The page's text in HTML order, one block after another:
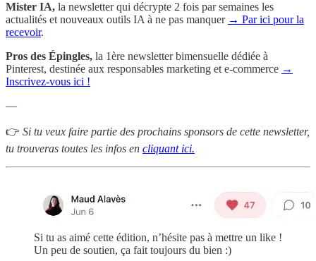
Mister IA, la newsletter qui décrypte 2 fois par semaines les
actualités et nouveaux outils IA à ne pas manquer → Par ici pour la
recevoir.
Pros des Épingles, la 1ère newsletter bimensuelle dédiée à
Pinterest, destinée aux responsables marketing et e-commerce →
Inscrivez-vous ici !
—
👉 Si tu veux faire partie des prochains sponsors de cette newsletter,
tu trouveras toutes les infos en cliquant ici.
Si tu as aimé cette édition, n’hésite pas à mettre un like !
Un peu de soutien, ça fait toujours du bien :)